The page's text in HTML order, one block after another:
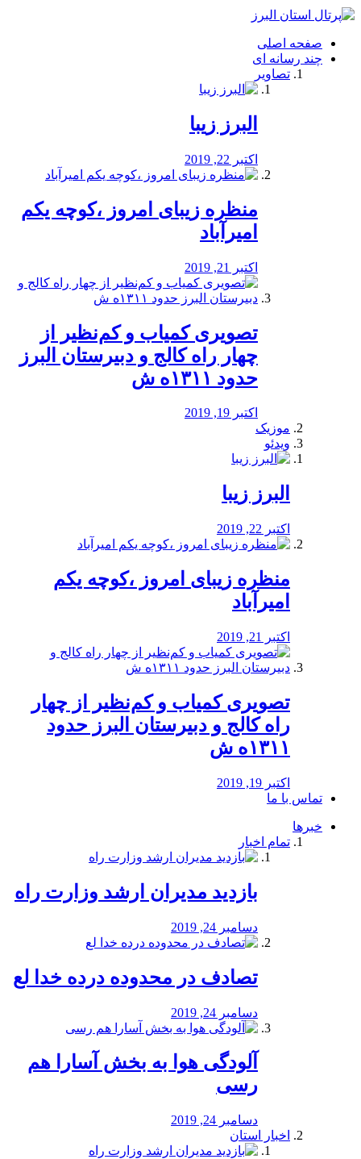
فصد
شرق
تهران
خشکشویی
صفحه اصلی
چند رسانه ای
تصاویر
البرز زیبا
اکتبر 22, 2019
منظره‌‌ زیبای امروز ،کوچه یکم
امیرآباد
اکتبر 21, 2019
️تصویری کمیاب و کم‌نظیر از
چهار راه كالج و دبيرستان البرز
حدود ۱۳۱۱ه ش
اکتبر 19, 2019
موزیک
ویدئو
البرز زیبا
اکتبر 22, 2019
منظره‌‌ زیبای امروز ،کوچه یکم
امیرآباد
اکتبر 21, 2019
️تصویری کمیاب و کم‌نظیر از چهار
راه كالج و دبيرستان البرز حدود
۱۳۱۱ه ش
اکتبر 19, 2019
تماس با ما
خبرها
تمام اخبار
بازدید مدیران ارشد وزارت راه
دسامبر 24, 2019
تصادف در محدوده درده خدا لع
دسامبر 24, 2019
آلودگی هوا به بخش آسارا هم
رسی
دسامبر 24, 2019
اخبار استان